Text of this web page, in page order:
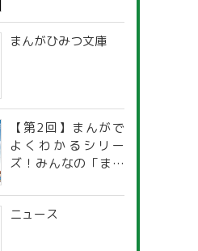
探究ガイド
まんがひみつ文庫
【第2回】まんがで
よくわかるシリー
ズ！みんなの「まん
感想文コンクール
ニュース